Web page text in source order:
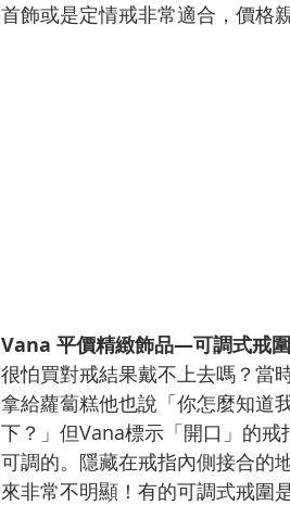
首飾或是定情戒非常適合，價格
Vana 平價精緻飾品—可調式戒圍
很怕買對戒結果戴不上去嗎？當
拿給蘿蔔糕他也說「你怎麼知道
下？」但Vana標示「開口」的戒
可調的。隱藏在戒指內側接合的
來非常不明顯！有的可調式戒圍